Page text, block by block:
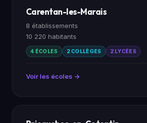
Carentan-les-Marais
8 établissements
10 220 habitants
4 ÉCOLES 2 COLLÈGES 2 LYCÉES
Voir les écoles →